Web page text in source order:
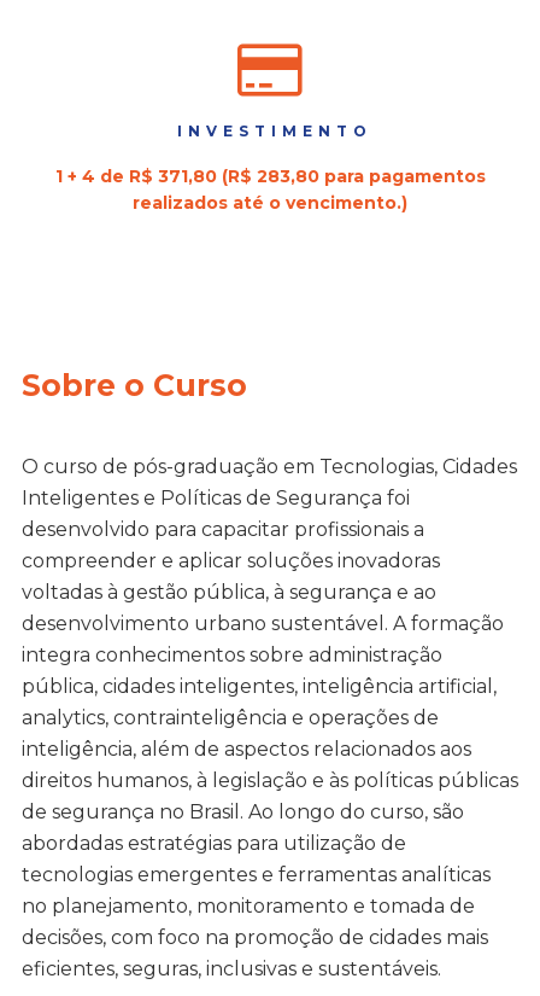
INVESTIMENTO
1 + 4 de R$ 371,80 (R$ 283,80 para pagamentos
realizados até o vencimento.)
Sobre o Curso
O curso de pós-graduação em Tecnologias, Cidades
Inteligentes e Políticas de Segurança foi
desenvolvido para capacitar profissionais a
compreender e aplicar soluções inovadoras
voltadas à gestão pública, à segurança e ao
desenvolvimento urbano sustentável. A formação
integra conhecimentos sobre administração
pública, cidades inteligentes, inteligência artificial,
analytics, contrainteligência e operações de
inteligência, além de aspectos relacionados aos
direitos humanos, à legislação e às políticas públicas
de segurança no Brasil. Ao longo do curso, são
abordadas estratégias para utilização de
tecnologias emergentes e ferramentas analíticas
no planejamento, monitoramento e tomada de
decisões, com foco na promoção de cidades mais
eficientes, seguras, inclusivas e sustentáveis.